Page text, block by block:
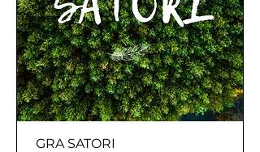
GRA SATORI